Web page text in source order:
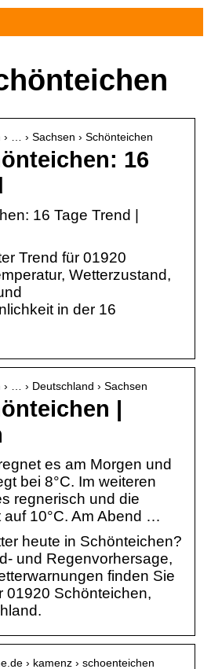
… › Sachsen › Schönteichen
16
16 Tage Trend |
Trend für 01920
Wetterzustand,
in der 16
… › Deutschland › Sachsen
|
es am Morgen und
bei 8°C. Im weiteren
regnerisch und die
auf 10°C. Am Abend …
heute in Schönteichen?
und Regenvorhersage,
finden Sie
01920 Schönteichen,
› kamenz › schoenteichen